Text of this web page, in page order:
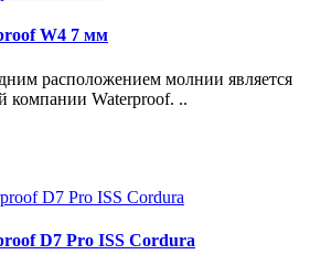
W4 7 мм
расположением молнии является
компании Waterproof. ..
D7 Pro ISS Cordura